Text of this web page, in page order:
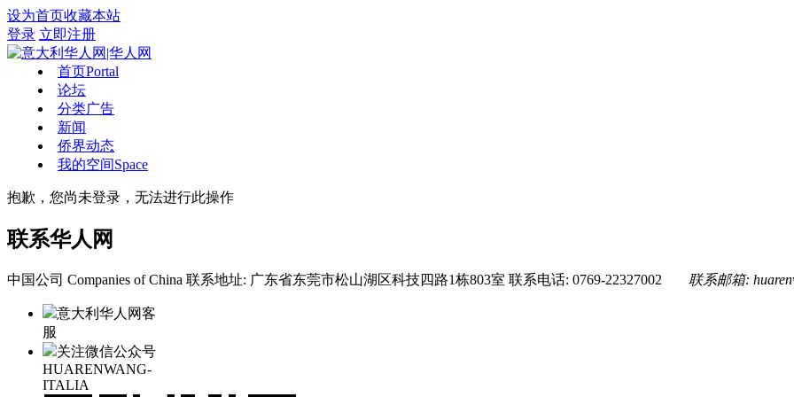
设为首页收藏本站
登录 立即注册
首页Portal
论坛
分类广告
新闻
侨界动态
我的空间Space
抱歉，您尚未登录，无法进行此操作
联系华人网
中国公司 Companies of China 联系地址: 广东省东莞市松山湖区科技四路1栋803室 联系电话: 0769-22327002 联系邮箱:
意大利华人网客
服
关注微信公众号
HUARENWANG-
ITALIA